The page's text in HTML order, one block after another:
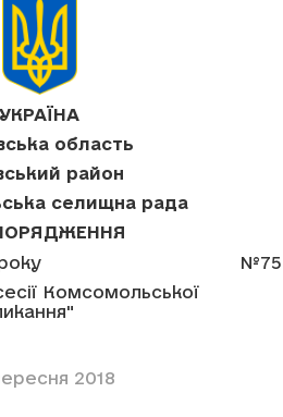
УКРАЇНА
область
район
селищна рада
Комсомольської
№75
2018